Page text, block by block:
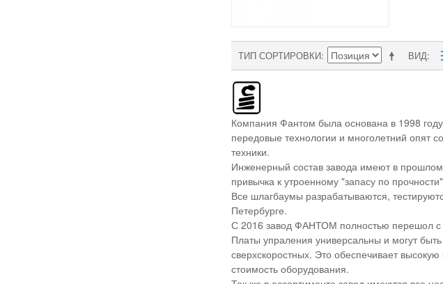
ВИД
ТИП СОРТИРОВКИ
Компания Фантом была основана в 1998
передовые технологии и многолетний опят
техники.
Инженерный состав завода имеют в
привычка к утроенному "запасу по
Все шлагбаумы разрабатываются,
Петербурге.
С 2016 завод ФАНТОМ полностью перешол с
Платы упраления универсальны и могут
сверхскоростных. Это обеспечивает
стоимость оборудования.